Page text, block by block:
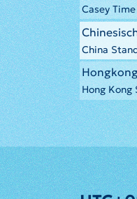
Casey
China
Hong Kong